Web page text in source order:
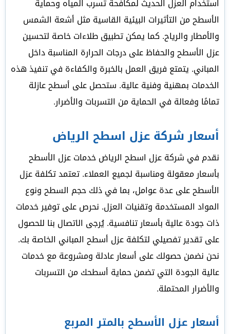
استخدام العزل الحديث لمكافحة تسرب المياه وحماية
الأسطح من التأثيرات البيئية القاسية مثل أشعة الشمس
والأمطار والرياح. كما يمكن تطبيق طلاءات خاصة لتحسين
عزل الأسطح والحفاظ على درجات الحرارة المناسبة داخل
المباني. يتمتع فريق العمل بالخبرة والكفاءة في تنفيذ هذه
الخدمات بمهنية وفنية عالية. ستحصل على أسطح عازلة
تمامًا وفعالة في الحماية من التسربات والأضرار.
أسعار شركة عزل اسطح الرياض
نقدم في شركة عزل اسطح الرياض خدمات عزل الأسطح
بأسعار معقولة ومناسبة لجميع العملاء. تعتمد تكلفة عزل
الأسطح على عدة عوامل، بما في ذلك حجم السطح ونوع
المواد المستخدمة وتقنيات العزل. نحرص على توفير خدمات
ذات جودة عالية بأسعار تنافسية. يُرجى الاتصال بنا للحصول
على تقدير تفصيلي لتكلفة عزل أسطح المباني الخاصة بك.
نحن نضمن حصولك على أسعار عادلة ومشروعة مع خدمات
عالية الجودة التي تضمن حماية أسطحك من التسربات
والأضرار المحتملة.
أسعار عزل الأسطح بالمتر المربع